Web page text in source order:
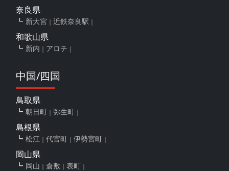
奈良県
新大宮 近鉄奈良駅
和歌山県
新内 アロチ
中国/四国
鳥取県
朝日町 弥生町
島根県
松江 代官町 伊勢宮町
岡山県
岡山 倉敷 表町